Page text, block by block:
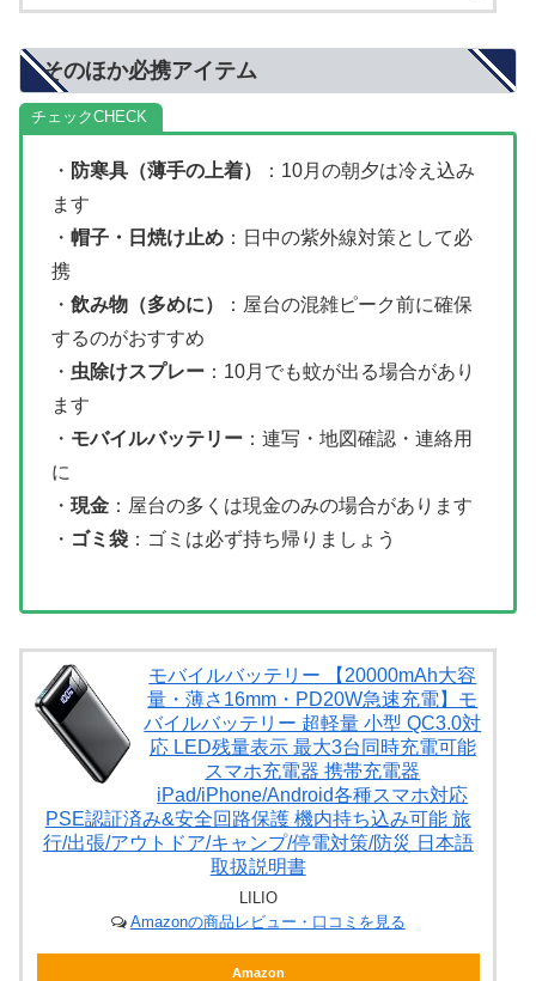
そのほか必携アイテム
チェック
・ 防寒具（薄手の上着）
：10月の朝夕は冷え込み
ます
・ 帽子・日焼け止め ：日中の紫外線対策として必
携
・ 飲み物（多めに）
：屋台の混雑ピーク前に確保
するのがおすすめ
・ 虫除けスプレー ：10月でも蚊が出る場合があり
ます
・ モバイルバッテリー ：連写・地図確認・連絡用
に
・ 現金 ：屋台の多くは現金のみの場合があります
・ ゴミ袋 ：ゴミは必ず持ち帰りましょう
モバイルバッテリー 【20000mAh大容
量・薄さ16mm・PD20W急速充電】モ
バイルバッテリー 超軽量 小型 QC3.0対
応 LED残量表示 最大3台同時充電可能
スマホ充電器 携帯充電器
iPad/iPhone/Android各種スマホ対応
PSE認証済み&安全回路保護 機内持ち込み可能 旅
行/出張/アウトドア/キャンプ/停電対策/防災 日本語
取扱説明書
LILIO
Amazonの商品レビュー・口コミを見る
Amazon